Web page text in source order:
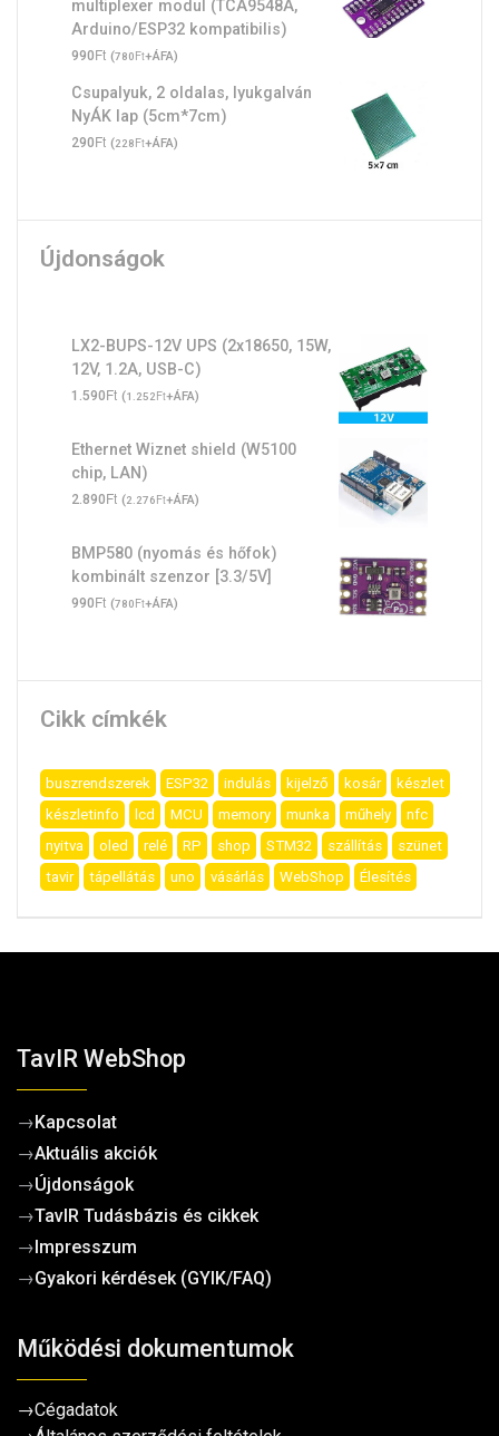
multiplexer modul (TCA9548A,
Arduino/ESP32 kompatibilis)
990Ft (780Ft+ÁFA)
Csupalyuk, 2 oldalas, lyukgalván
NyÁK lap (5cm*7cm)
290Ft (228Ft+ÁFA)
Újdonságok
LX2-BUPS-12V UPS (2x18650, 15W,
12V, 1.2A, USB-C)
1.590Ft (1.252Ft+ÁFA)
Ethernet Wiznet shield (W5100
chip, LAN)
2.890Ft (2.276Ft+ÁFA)
BMP580 (nyomás és hőfok)
kombinált szenzor [3.3/5V]
990Ft (780Ft+ÁFA)
Cikk címkék
buszrendszerek ESP32 indulás kijelző kosár
készlet
készletinfo
lcd MCU memory munka műhely
nfc
nyitva
oled relé RP shop STM32 szállítás
szünet
tavir
tápellátás uno vásárlás WebShop Élesítés
TavIR WebShop
→Kapcsolat
→Aktuális akciók
→Újdonságok
→TavIR Tudásbázis és cikkek
→ Impresszum
→Gyakori kérdések (GYIK/FAQ)
Működési dokumentumok
→Cégadatok